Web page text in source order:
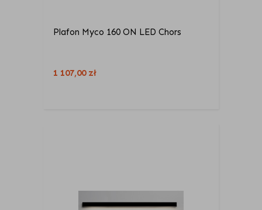
Plafon Myco 160 ON LED Chors
1 107,00 zł